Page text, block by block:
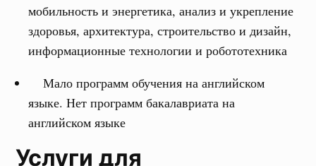
мобильность и энергетика, анализ и укрепление
здоровья, архитектура, строительство и дизайн,
информационные технологии и робототехника
Мало программ обучения на английском
языке. Нет программ бакалавриата на
английском языке
Услуги для